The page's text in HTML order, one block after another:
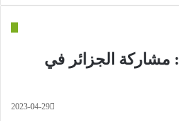
طواف البنين 2023: مشاركة الجزائر في
2023-04-29